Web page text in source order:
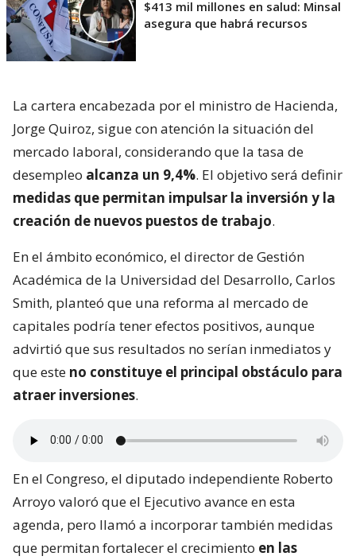
$413 mil millones en salud: Minsal
asegura que habrá recursos
La cartera encabezada por el ministro de Hacienda,
Jorge Quiroz, sigue con atención la situación del
mercado laboral, considerando que la tasa de
desempleo alcanza un 9,4%. El objetivo será definir
medidas que permitan impulsar la inversión y la
creación de nuevos puestos de trabajo.
En el ámbito económico, el director de Gestión
Académica de la Universidad del Desarrollo, Carlos
Smith, planteó que una reforma al mercado de
capitales podría tener efectos positivos, aunque
advirtió que sus resultados no serían inmediatos y
que este no constituye el principal obstáculo para
atraer inversiones.
En el Congreso, el diputado independiente Roberto
Arroyo valoró que el Ejecutivo avance en esta
agenda, pero llamó a incorporar también medidas
que permitan fortalecer el crecimiento en las